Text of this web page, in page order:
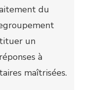
du
un
à
maîtrisées.